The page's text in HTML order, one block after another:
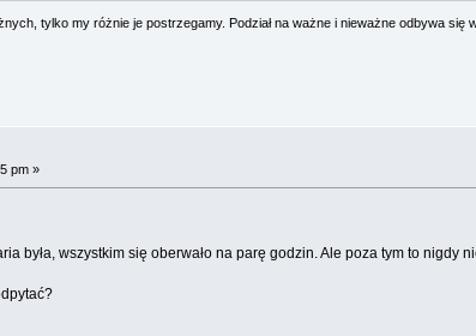
tylko my różnie je postrzegamy. Podział na ważne i nieważne odbywa się
pm »
była, wszystkim się oberwało na parę godzin. Ale poza tym to nigdy